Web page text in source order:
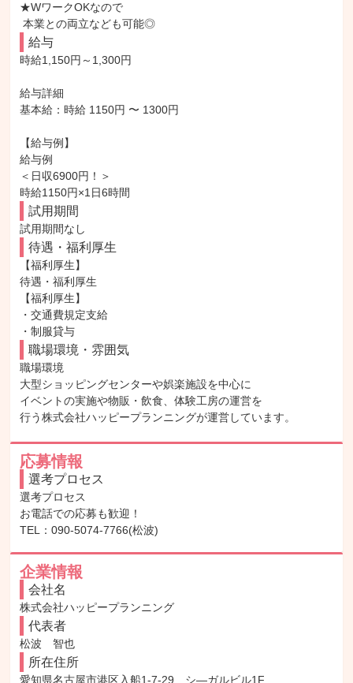
★WワークOKなので
本業との両立なども可能◎
給与
時給1,150円～1,300円
給与詳細
基本給：時給 1150円 〜 1300円
【給与例】
給与例
＜日収6900円！＞
時給1150円×1日6時間
試用期間
試用期間なし
待遇・福利厚生
【福利厚生】
待遇・福利厚生
【福利厚生】
・交通費規定支給
・制服貸与
職場環境・雰囲気
職場環境
大型ショッピングセンターや娯楽施設を中心に
イベントの実施や物販・飲食、体験工房の運営を
行う株式会社ハッピープランニングが運営しています。
応募情報
選考プロセス
選考プロセス
お電話での応募も歓迎！
TEL：090-5074-7766(松波)
企業情報
会社名
株式会社ハッピープランニング
代表者
松波　智也
所在住所
愛知県名古屋市港区入船1-7-29　シ―ガルビル1F